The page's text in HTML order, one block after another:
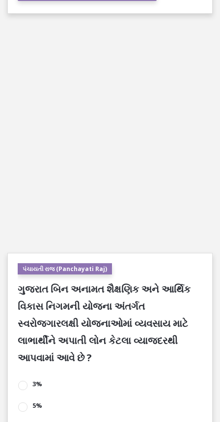
પંચાયતી રાજ (Panchayati Raj)
ગુજરાત બિન અનામત શૈક્ષણિક અને આર્થિક
વિકાસ નિગમની યોજના અંતર્ગત
સ્વરોજગારલક્ષી યોજનાઓમાં વ્યવસાય માટે
લાભાર્થીને અપાતી લોન કેટલા વ્યાજદરથી
આપવામાં આવે છે ?
3%
5%